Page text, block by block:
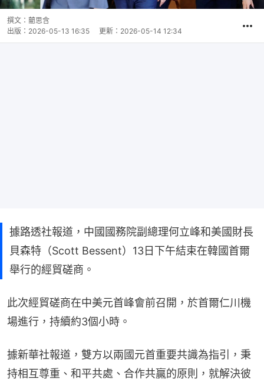
撰文： 藺思含
出版： 2026-05-13 16:35 更新： 2026-05-14 12:34
據路透社報道，中國國務院副總理何立峰和美國財長
貝森特（Scott Bessent）13日下午結束在韓國首爾
舉行的經貿磋商。
此次經貿磋商在中美元首峰會前召開，於首爾仁川機
場進行，持續約3個小時。
據新華社報道，雙方以兩國元首重要共識為指引，秉
持相互尊重、和平共處、合作共贏的原則，就解決彼